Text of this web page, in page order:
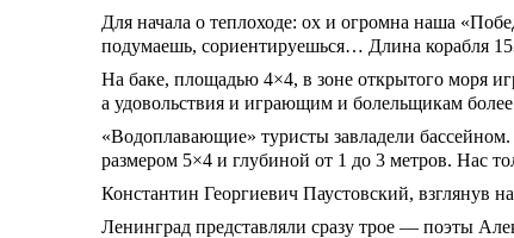
Для начала о теплоходе: ох и огромна наша
подумаешь, сориентируешься… Длина корабля
На баке, площадью 4×4, в зоне открытого моря
а удовольствия и играющим и болельщикам более
«Водоплавающие» туристы завладели
размером 5×4 и глубиной от 1 до 3 метров. Нас
Константин Георгиевич Паустовский, взглянув
Ленинград представляли сразу трое — поэты